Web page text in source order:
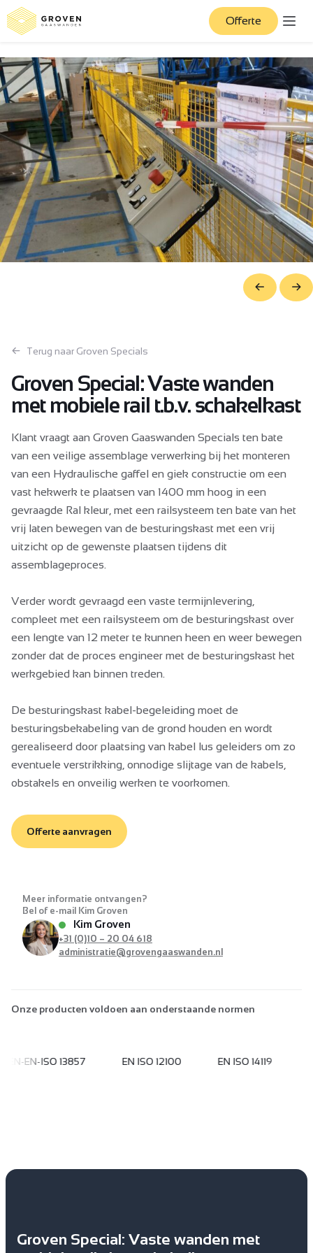
Offerte
Terug naar Groven Specials
Groven Special: Vaste wanden
met mobiele rail t.b.v. schakelkast
Klant vraagt aan Groven Gaaswanden Specials ten bate
van een veilige assemblage verwerking bij het monteren
van een Hydraulische gaffel en giek constructie om een
vast hekwerk te plaatsen van 1400 mm hoog in een
gevraagde Ral kleur, met een railsysteem ten bate van het
vrij laten bewegen van de besturingskast met een vrij
uitzicht op de gewenste plaatsen tijdens dit
assemblageproces.
Verder wordt gevraagd een vaste termijnlevering,
compleet met een railsysteem om de besturingskast over
een lengte van 12 meter te kunnen heen en weer bewegen
zonder dat de proces engineer met de besturingskast het
werkgebied kan binnen treden.
De besturingskast kabel-begeleiding moet de
besturingsbekabeling van de grond houden en wordt
gerealiseerd door plaatsing van kabel lus geleiders om zo
eventuele verstrikking, onnodige slijtage van de kabels,
obstakels en onveilig werken te voorkomen.
Offerte aanvragen
Meer informatie ontvangen?
Bel of e-mail Kim Groven
Kim Groven
+31 (0)10 – 20 04 618
administratie@grovengaaswanden.nl
Onze producten voldoen aan onderstaande normen
EN-ISO 13857 EN ISO 12100 EN ISO 14119
Groven Special: Vaste wanden met